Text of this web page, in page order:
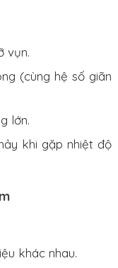
vụn.
(cùng hệ số giãn
lớn.
khi gặp nhiệt độ
khác nhau.